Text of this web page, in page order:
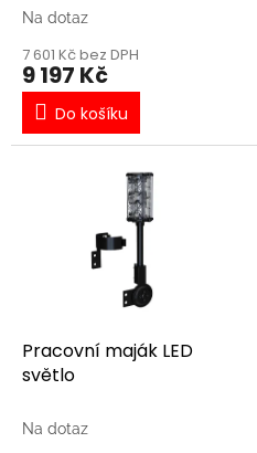
Na dotaz
7 601 Kč bez DPH
9 197 Kč
Do košíku
Pracovní maják LED
světlo
Na dotaz